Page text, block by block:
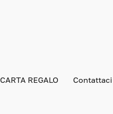
CARTA REGALO Contattaci